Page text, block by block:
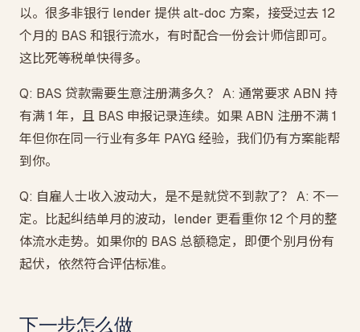
以。很多非银行 lender 提供 alt-doc 方案，接受过去 12
个月的 BAS 和银行流水，有时配合一份会计师信即可。
这比死等税单快得多。
Q: BAS 贷款需要生意注册满多久？ A: 通常要求 ABN 持
有满 1 年，且 BAS 申报记录连续。如果 ABN 注册不满 1
年但你在同一行业有多年 PAYG 经验，我们仍有方案能帮
到你。
Q: 自雇人士收入波动大，是不是就贷不到款了？ A: 不一
定。比起纠结单月的波动，lender 更看重你 12 个月的整
体流水走势。如果你的 BAS 总额稳定，即便个别月份有
起伏，依然符合评估标准。
下一步怎么做